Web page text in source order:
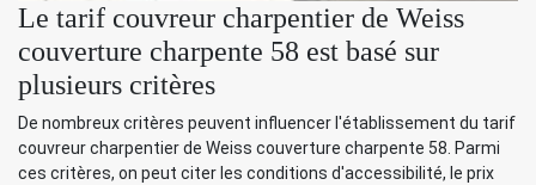
Le tarif couvreur charpentier de Weiss
couverture charpente 58 est basé sur
plusieurs critères
De nombreux critères peuvent influencer l'établissement du tarif
couvreur charpentier de Weiss couverture charpente 58. Parmi
ces critères, on peut citer les conditions d'accessibilité, le prix